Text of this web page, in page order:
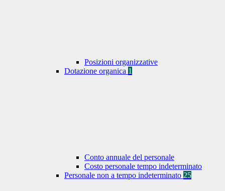
Posizioni organizzative
Dotazione organica 1
Conto annuale del personale
Costo personale tempo indeterminato
Personale non a tempo indeterminato 25